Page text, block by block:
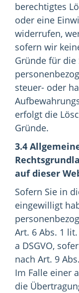
berechtigtes
oder eine
widerrufen,
sofern wir
Gründe für die
steuer- oder
erfolgt die
Gründe.
3.4
auf dieser
Sofern Sie in
eingewilligt
Art. 6 Abs. 1
a DSGVO,
nach Art. 9
Im Falle einer
die